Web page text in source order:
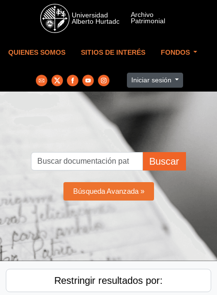
Skip to main content
QUIENES SOMOS SITIOS DE INTERÉS FONDOS
Iniciar sesión
Buscar
Búsqueda Avanzada »
Restringir resultados por: